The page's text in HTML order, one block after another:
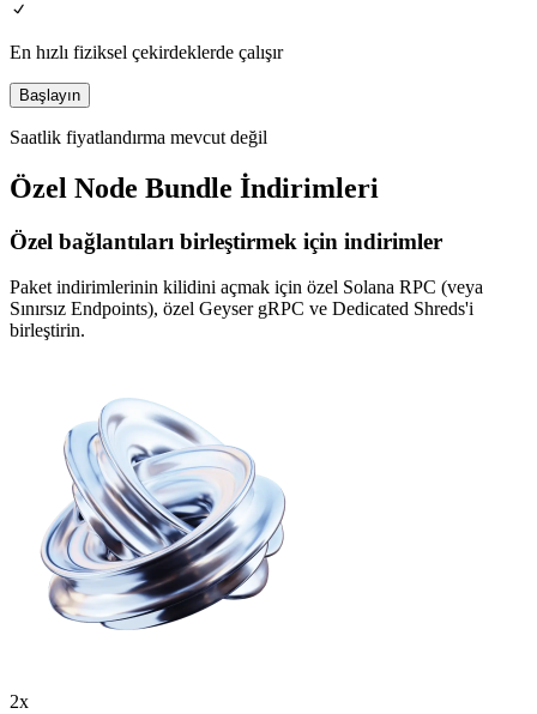
En hızlı fiziksel çekirdeklerde çalışır
Başlayın
Saatlik fiyatlandırma mevcut değil
Özel Node Bundle İndirimleri
Özel bağlantıları birleştirmek için indirimler
Paket indirimlerinin kilidini açmak için özel Solana RPC (veya
Sınırsız Endpoints), özel Geyser gRPC ve Dedicated Shreds'i
birleştirin.
2x